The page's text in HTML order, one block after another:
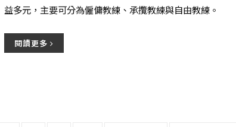
益多元，主要可分為僱傭教練、承攬教練與自由教練。
閱讀更多